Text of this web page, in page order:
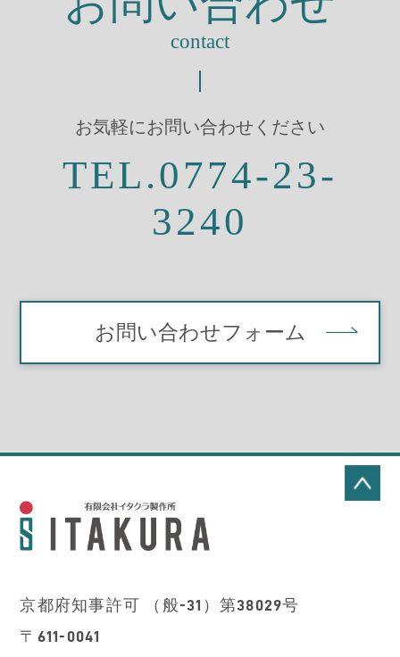
contact
お気軽にお問い合わせください
TEL.0774-23-
3240
お問い合わせフォーム
京都府知事許可 （般-31）第38029号
〒611-0041